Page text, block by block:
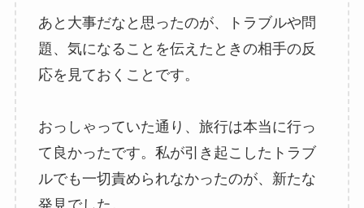
あと大事だなと思ったのが、トラブルや問
題、気になることを伝えたときの相手の反
応を見ておくことです。
おっしゃっていた通り、旅行は本当に行っ
て良かったです。私が引き起こしたトラブ
ルでも一切責められなかったのが、新たな
発見でした。